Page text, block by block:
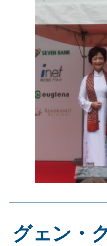
グェン・